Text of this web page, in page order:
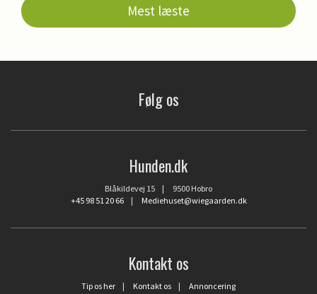
Mest læste
Følg os
Hunden.dk
Blåkildevej 15 | 9500 Hobro
+45 98 51 20 66| Mediehuset@wiegaarden.dk
Kontakt os
Tip os her | Kontakt os | Annoncering